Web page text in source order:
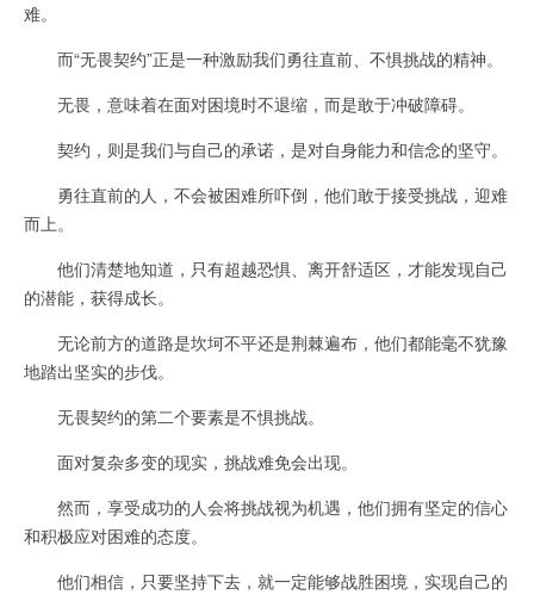
难。
而“无畏契约”正是一种激励我们勇往直前、不惧挑战的精神。
无畏，意味着在面对困境时不退缩，而是敢于冲破障碍。
契约，则是我们与自己的承诺，是对自身能力和信念的坚守。
勇往直前的人，不会被困难所吓倒，他们敢于接受挑战，迎难
而上。
他们清楚地知道，只有超越恐惧、离开舒适区，才能发现自己
的潜能，获得成长。
无论前方的道路是坎坷不平还是荆棘遍布，他们都能毫不犹豫
地踏出坚实的步伐。
无畏契约的第二个要素是不惧挑战。
面对复杂多变的现实，挑战难免会出现。
然而，享受成功的人会将挑战视为机遇，他们拥有坚定的信心
和积极应对困难的态度。
他们相信，只要坚持下去，就一定能够战胜困境，实现自己的